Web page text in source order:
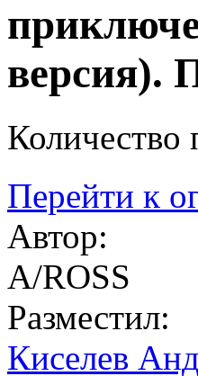
версия).
Количество
Перейти к
Автор:
А/ROSS
Разместил:
Киселев